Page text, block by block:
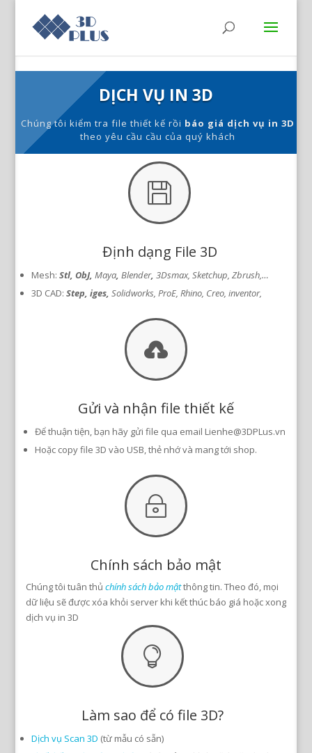
DỊCH VỤ IN 3D
Chúng tôi kiểm tra file thiết kế rồi báo giá dịch vụ in 3D
theo yêu cầu cầu của quý khách

Định dạng File 3D
Mesh: Stl, ObJ, Maya,Blender,3Dsmax, Sketchup, Zbrush,…
3D CAD: Step, iges, Solidworks, ProE, Rhino, Creo, inventor,

Gửi và nhận file thiết kế
Để thuận tiện, bạn hãy gửi file qua email Lienhe@3DPLus.vn
Hoặc copy file 3D vào USB, thẻ nhớ và mang tới shop.
~
Chính sách bảo mật
Chúng tôi tuân thủ chính sách bảo mậtthông tin. Theo đó, mọi
dữ liệu sẽ được xóa khỏi server khi kết thúc báo giá hoặc xong
dịch vụ in 3D

Làm sao để có file 3D?
Dịch vụ Scan 3D (từ mẫu có sẵn)